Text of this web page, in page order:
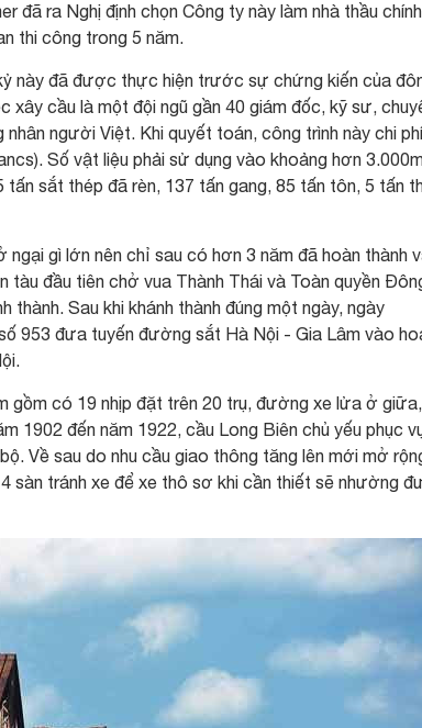
đã ra Nghị định chọn Công ty này làm nhà thầu chính
thi công trong 5 năm.
này đã được thực hiện trước sự chứng kiến của
cầu là một đội ngũ gần 40 giám đốc, kỹ sư,
người Việt. Khi quyết toán, công trình này chi
Số vật liệu phải sử dụng vào khoảng hơn
sắt thép đã rèn, 137 tấn gang, 85 tấn tôn, 5 tấn
gì lớn nên chỉ sau có hơn 3 năm đã hoàn thành
đầu tiên chở vua Thành Thái và Toàn quyền
Sau khi khánh thành đúng một ngày, ngày
953 đưa tuyến đường sắt Hà Nội - Gia Lâm vào
gồm có 19 nhịp đặt trên 20 trụ, đường xe lửa ở
1902 đến năm 1922, cầu Long Biên chủ yếu phục
Về sau do nhu cầu giao thông tăng lên mới mở
sàn tránh xe để xe thô sơ khi cần thiết sẽ nhường